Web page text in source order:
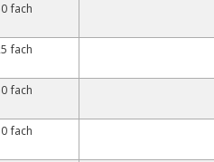
fach
fach
fach
fach